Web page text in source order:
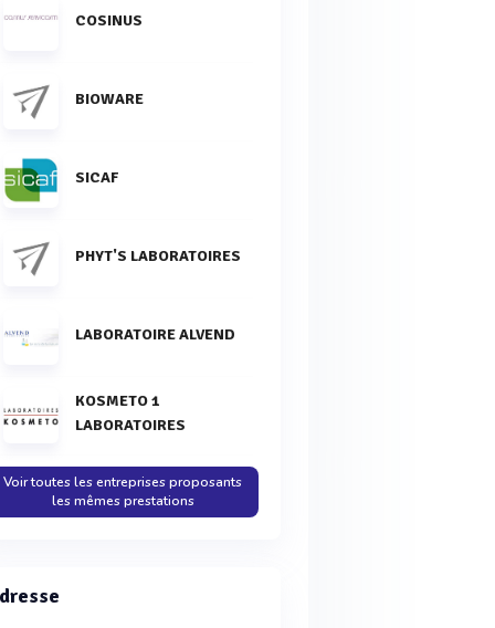
COSINUS
BIOWARE
SICAF
PHYT'S LABORATOIRES
LABORATOIRE ALVEND
KOSMETO 1
LABORATOIRES
Voir toutes les entreprises proposants
les mêmes prestations